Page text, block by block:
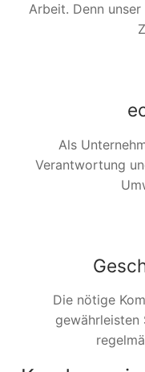
Arbeit. Denn
Als
Verantwortung
Die nötige
gewährleisten